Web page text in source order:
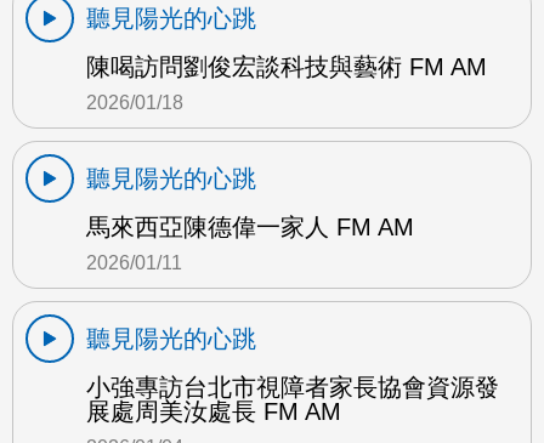
聽見陽光的心跳
陳喝訪問劉俊宏談科技與藝術 FM AM
2026/01/18
聽見陽光的心跳
馬來西亞陳德偉一家人 FM AM
2026/01/11
聽見陽光的心跳
小強專訪台北市視障者家長協會資源發
展處周美汝處長 FM AM